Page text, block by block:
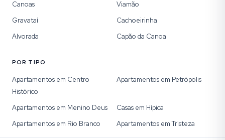
Canoas
Viamão
Gravataí
Cachoeirinha
Alvorada
Capão da Canoa
POR TIPO
Apartamentos em Centro
Histórico
Apartamentos em Petrópolis
Apartamentos em Menino Deus
Casas em Hípica
Apartamentos em Rio Branco
Apartamentos em Tristeza